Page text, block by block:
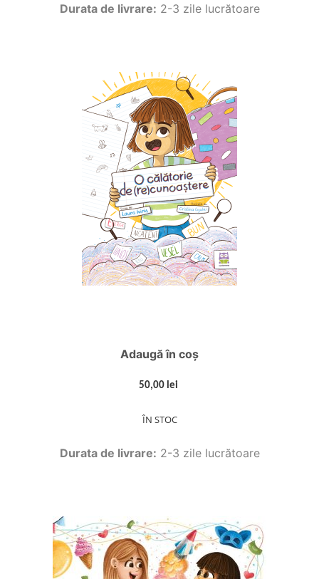
Durata de livrare: 2-3 zile lucrătoare
Adaugă în coș
50,00 lei
ÎN STOC
Durata de livrare: 2-3 zile lucrătoare